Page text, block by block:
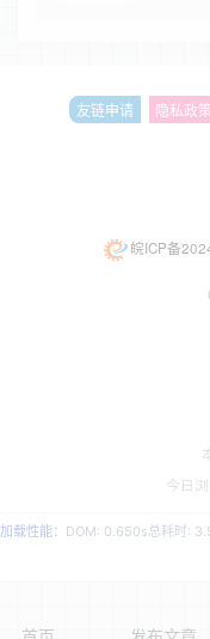
友链申请 隐私政策
皖ICP备
今日
加载性能： DOM: 0.650s总耗时: